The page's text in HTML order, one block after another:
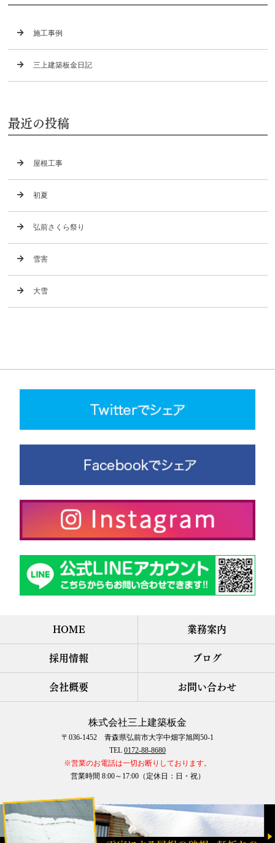
施工事例
三上建築板金日記
最近の投稿
屋根工事
初夏
弘前さくら祭り
雪害
大雪
HOME 業務案内
採用情報 ブログ
会社概要 お問い合わせ
株式会社三上建築板金
〒036-1452 青森県弘前市大字中畑字旭岡50-1
TEL 0172-88-8680
※営業のお電話は一切お断りしております。
営業時間 8:00～17:00（定休日：日・祝）
COPYRIGHT © 株式会社三上建築板金 All rights reserved.